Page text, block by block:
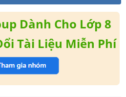
Dành Cho Lớp 8
Tài Liệu Miễn Phí